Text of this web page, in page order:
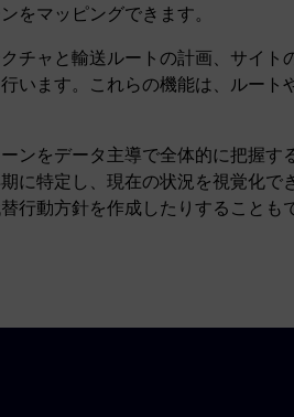
をマッピングできます。
チャと輸送ルートの計画、サイト
います。これらの機能は、ルート
ンをデータ主導で全体的に把握す
に特定し、現在の状況を視覚化で
行動方針を作成したりすることも